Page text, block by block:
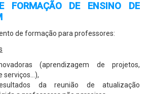
FORMAÇÃO DE ENSINO DE
de formação para professores:
(aprendizagem de projetos,
serviços...),
da reunião de atualização